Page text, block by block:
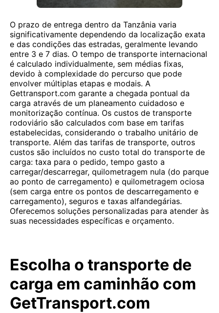
O prazo de entrega dentro da Tanzânia varia
significativamente dependendo da localização exata
e das condições das estradas, geralmente levando
entre 3 e 7 dias. O tempo de transporte internacional
é calculado individualmente, sem médias fixas,
devido à complexidade do percurso que pode
envolver múltiplas etapas e modais. A
Gettransport.com garante a chegada pontual da
carga através de um planeamento cuidadoso e
monitorização contínua. Os custos de transporte
rodoviário são calculados com base em tarifas
estabelecidas, considerando o trabalho unitário de
transporte. Além das tarifas de transporte, outros
custos são incluídos no custo total do transporte de
carga: taxa para o pedido, tempo gasto a
carregar/descarregar, quilometragem nula (do parque
ao ponto de carregamento) e quilometragem ociosa
(sem carga entre os pontos de descarregamento e
carregamento), seguros e taxas alfandegárias.
Oferecemos soluções personalizadas para atender às
suas necessidades específicas e orçamento.
Escolha o transporte de
carga em caminhão com
GetTransport.com